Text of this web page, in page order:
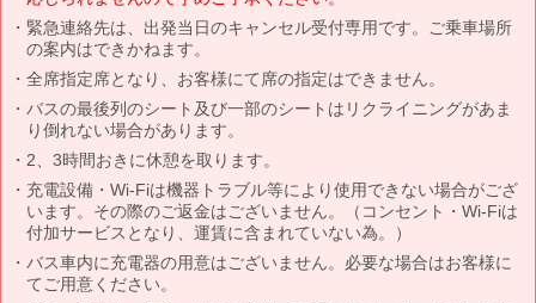
緊急連絡先は、出発当日のキャンセル受付専用です。ご乗車場所
の案内はできかねます。
全席指定席となり、お客様にて席の指定はできません。
バスの最後列のシート及び一部のシートはリクライニングがあま
り倒れない場合があります。
2、3時間おきに休憩を取ります。
充電設備・Wi-Fiは機器トラブル等により使用できない場合がござ
います。その際のご返金はございません。（コンセント・Wi-Fiは
付加サービスとなり、運賃に含まれていない為。）
バス車内に充電器の用意はございません。必要な場合はお客様に
てご用意ください。